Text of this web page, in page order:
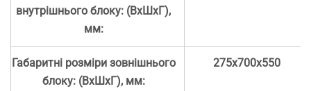
внутрішнього блоку: (ВхШхГ),
мм:
Габаритні розміри зовнішнього
блоку: (ВхШхГ), мм:
275х700х550